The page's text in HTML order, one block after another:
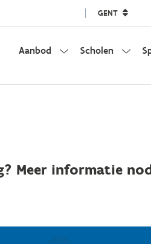
GENT
Aanbod Scholen
Meer informatie